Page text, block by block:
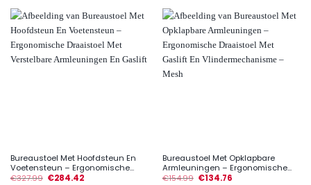
Bureaustoel Met Hoofdsteun En
Voetensteun – Ergonomische...
€327.99 €284.42
Bureaustoel Met Opklapbare
Armleuningen – Ergonomische...
€154.99 €134.76